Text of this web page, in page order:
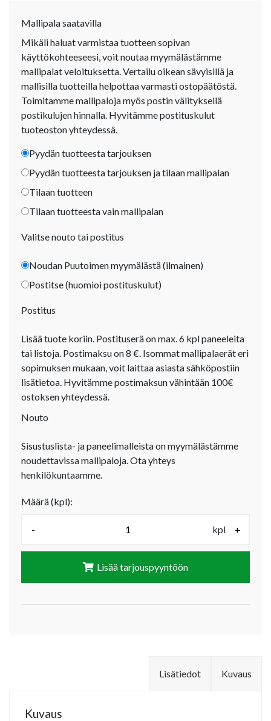
Mallipala saatavilla
Mikäli haluat varmistaa tuotteen sopivan
käyttökohteeseesi, voit noutaa myymälästämme
mallipalat veloituksetta. Vertailu oikean sävyisillä ja
mallisilla tuotteilla helpottaa varmasti ostopäätöstä.
Toimitamme mallipaloja myös postin välityksellä
postikulujen hinnalla. Hyvitämme postituskulut
tuoteoston yhteydessä.
Pyydän tuotteesta tarjouksen
Pyydän tuotteesta tarjouksen ja tilaan mallipalan
Tilaan tuotteen
Tilaan tuotteesta vain mallipalan
Valitse nouto tai postitus
Noudan Puutoimen myymälästä (ilmainen)
Postitse (huomioi postituskulut)
Postitus
Lisää tuote koriin. Postituserä on max. 6 kpl paneeleita
tai listoja. Postimaksu on 8 €. Isommat mallipalaerät eri
sopimuksen mukaan, voit laittaa asiasta sähköpostiin
lisätietoa. Hyvitämme postimaksun vähintään 100€
ostoksen yhteydessä.
Nouto
Sisustuslista- ja paneelimalleista on myymälästämme
noudettavissa mallipaloja. Ota yhteys
henkilökuntaamme.
Määrä (kpl):
- kpl +
Lisää tarjouspyyntöön
Kuvaus
Lisätiedot
Kuvaus